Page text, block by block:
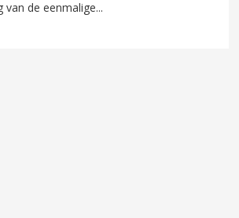
de eenmalige...